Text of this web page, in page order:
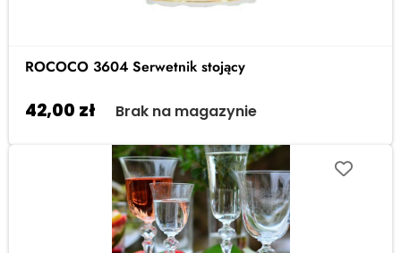
ROCOCO 3604 Serwetnik stojący
42,00 zł Brak na magazynie